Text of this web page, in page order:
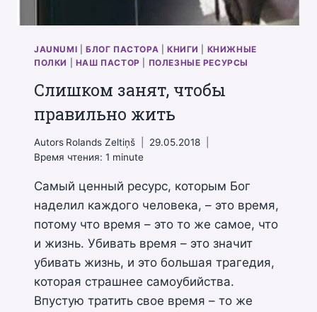
JAUNUMI БЛОГ ПАСТОРА КНИГИ
КНИЖНЫЕ
ПОЛКИ
НАШ ПАСТОР ПОЛЕЗНЫЕ РЕСУРСЫ
Слишком занят, чтобы
правильно жить
Autors Rolands Zeltiņš
29.05.2018
Время чтения: 1 minute
Самый ценный ресурс, которым Бог
наделил каждого человека, – это время,
потому что время – это то же самое, что
и жизнь. Убивать время – это значит
убивать жизнь, и это большая трагедия,
которая страшнее самоубийства.
Впустую тратить свое время – то же